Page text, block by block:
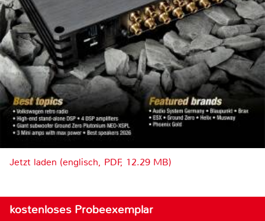
Jetzt laden (englisch, PDF, 12.29 MB)
kostenloses Probeexemplar